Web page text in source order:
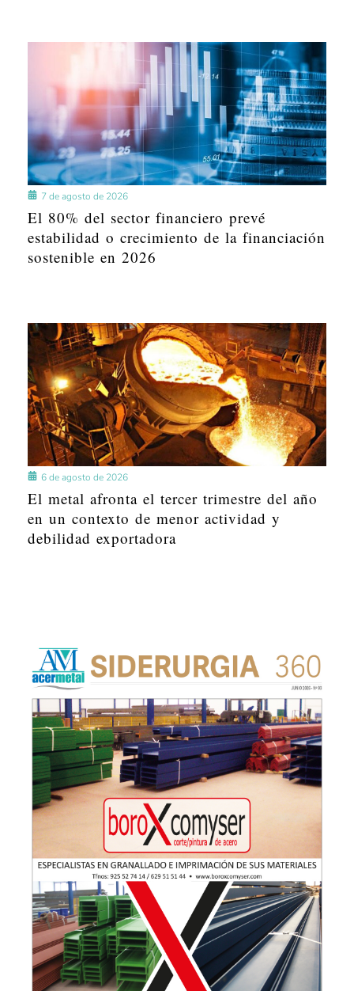
7 de agosto de 2026
El 80% del sector financiero prevé
estabilidad o crecimiento de la financiación
sostenible en 2026
6 de agosto de 2026
El metal afronta el tercer trimestre del año
en un contexto de menor actividad y
debilidad exportadora